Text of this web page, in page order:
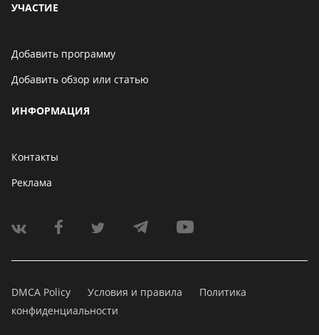
УЧАСТИЕ
Добавить программу
Добавить обзор или статью
ИНФОРМАЦИЯ
Контакты
Реклама
DMCA Policy Условия и правила
Политика
конфиденциальности